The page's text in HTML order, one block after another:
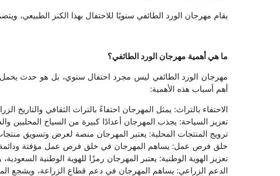
يقام مهرجان الورد الطائفي سنويًا للاحتفال بهذا الكنز الطبيعي،
ما هي أهمية مهرجان الورد الطائفي؟
أهم أسباب هذه الأهمية:
الاحتفاء بالتراث: يمثل المهرجان احتفاءً بالتراث الثقافي والتاريخ
تعزيز السياحة: يجذب المهرجان أعدادًا كبيرة من السياح المحليين
ترويج المنتجات المحلية: يعتبر المهرجان منصة لعرض وتسويق
خلق فرص عمل: يساهم المهرجان في خلق فرص عمل مؤقتة ودائمة
تعزيز الهوية الوطنية: يعتبر المهرجان رمزًا للهوية الوطنية السعودية،
الدعم الزراعي: يساهم المهرجان في دعم قطاع الزراعة، ويشجع